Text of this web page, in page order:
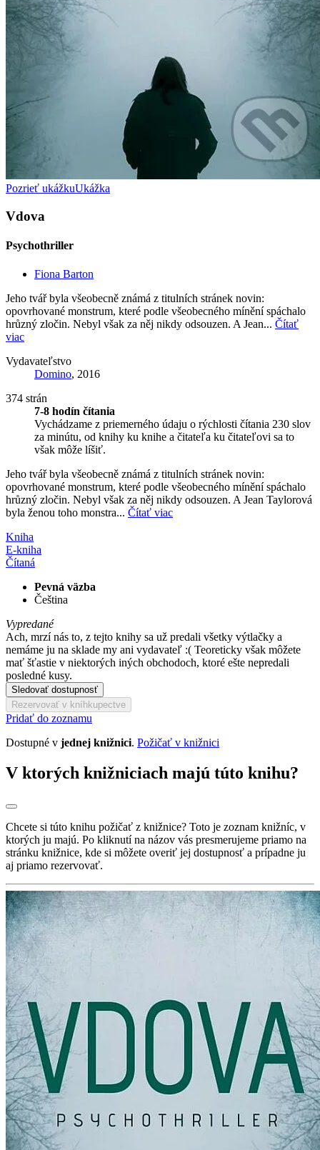
Pozrieť ukážkuUkážka
Vdova
Psychothriller
Fiona Barton
Jeho tvář byla všeobecně známá z titulních stránek novin:
opovrhované monstrum, které podle všeobecného mínění spáchalo
hrůzný zločin. Nebyl však za něj nikdy odsouzen. A Jean... Čítať
viac
Vydavateľstvo
Domino, 2016
374 strán
7-8 hodín čítania
Vychádzame z priemerného údaju o rýchlosti čítania 230 slov
za minútu, od knihy ku knihe a čitateľa ku čitateľovi sa to
však môže líšiť.
Jeho tvář byla všeobecně známá z titulních stránek novin:
opovrhované monstrum, které podle všeobecného mínění spáchalo
hrůzný zločin. Nebyl však za něj nikdy odsouzen. A Jean Taylorová
byla ženou toho monstra... Čítať viac
Kniha
E-kniha
Čítaná
Pevná väzba
Čeština
Vypredané
Ach, mrzí nás to, z tejto knihy sa už predali všetky výtlačky a
nemáme ju na sklade my ani vydavateľ :( Teoreticky však môžete
mať šťastie v niektorých iných obchodoch, ktoré ešte nepredali
posledné kusy.
Sledovať dostupnosť
Rezervovať v kníhkupectve
Pridať do zoznamu
Dostupné v jednej knižnici. Požičať v knižnici
V ktorých knižniciach majú túto knihu?
Chcete si túto knihu požičať z knižnice? Toto je zoznam knižníc, v
ktorých ju majú. Po kliknutí na názov vás presmerujeme priamo na
stránku knižnice, kde si môžete overiť jej dostupnosť a prípadne ju
aj priamo rezervovať.